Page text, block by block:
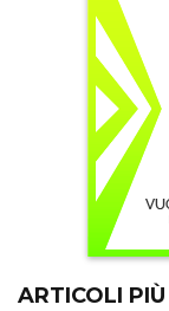
ARTICOLI